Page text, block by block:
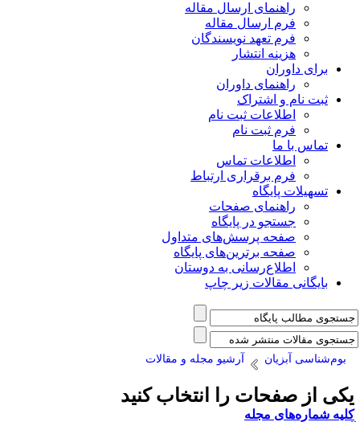
راهنمای ارسال مقاله
فرم ارسال مقاله
فرم تعهد نویسندگان
هزینه انتشار
برای داوران
راهنمای داوران
ثبت نام و اشتراک
اطلاعات ثبت نام
فرم ثبت نام
تماس با ما
اطلاعات تماس
فرم برقراری ارتباط
تسهیلات پایگاه
راهنمای صفحات
جستجو در پایگاه
صفحه پرسش‌های متداول
صفحه برترین‌های پایگاه
اطلاع‌رسانی به دوستان
بایگانی مقالات زیر چاپ
بوم‌شناسی آبزیان آرشیو مجله و مقالات
از صفحات را انتخاب کنید
شماره‌های مجله